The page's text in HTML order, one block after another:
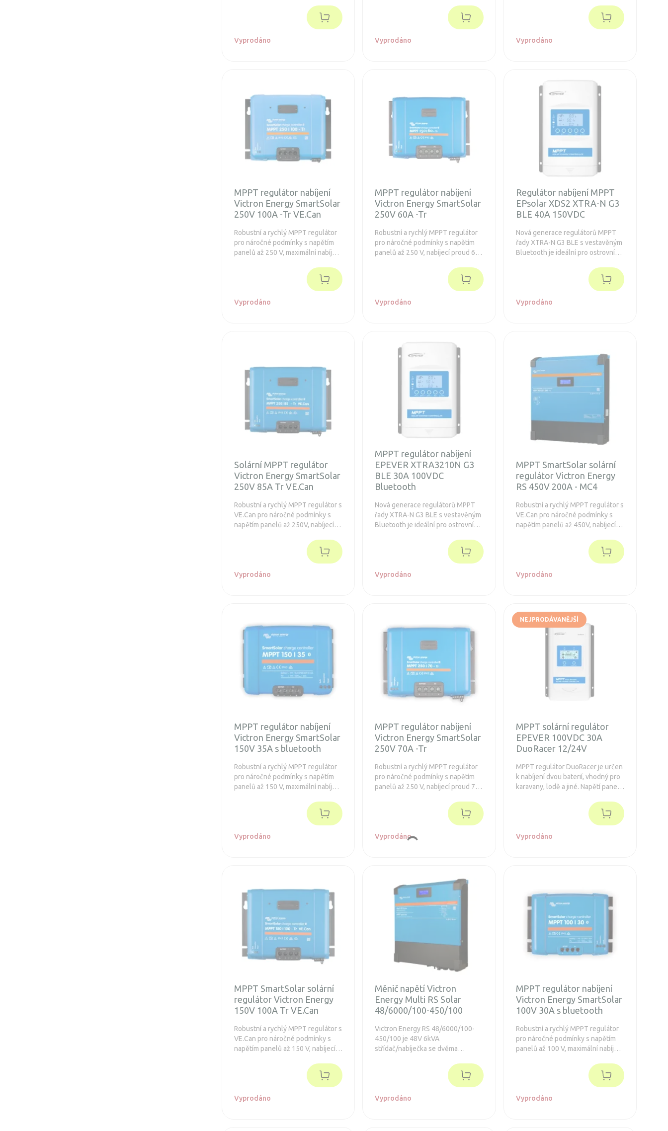
a maximálním nabíjecím výkonem
40 A. Baterie 12/24V, FV max.
Vyprodáno
let. Navíc je integrovaný Bluetooth.
Vyprodáno Vyprodáno
MPPT regulátor nabíjení
Victron Energy SmartSolar
250V 100A -Tr VE.Can
Robustní a rychlý MPPT regulátor
pro náročné podmínky s napětím
panelů až 250 V, maximální nabíjecí
Vyprodáno
MPPT regulátor nabíjení
Victron Energy SmartSolar
250V 60A -Tr
Robustní a rychlý MPPT regulátor
pro náročné podmínky s napětím
panelů až 250 V, nabíjecí proud 60
860/1720 / 3440Wp. Integrovaný
Bluetooth a konektor pro zásuvný
Vyprodáno
Regulátor nabíjení MPPT
EPsolar XDS2 XTRA-N G3
BLE 40A 150VDC
Nová generace regulátorů MPPT
řady XTRA-N G3 BLE s vestavěným
Bluetooth je ideální pro ostrovní
a maximálním nabíjecím výkonem
40 A. Baterie 12/24/48V, FV max.
Vyprodáno
Solární MPPT regulátor
Victron Energy SmartSolar
250V 85A Tr VE.Can
Robustní a rychlý MPPT regulátor s
VE.Can pro náročné podmínky s
napětím panelů až 250V, nabíjecí
Vyprodáno
MPPT regulátor nabíjení
EPEVER XTRA3210N G3
BLE 30A 100VDC
Bluetooth
Nová generace regulátorů MPPT
řady XTRA-N G3 BLE s vestavěným
Bluetooth je ideální pro ostrovní
a maximálním nabíjecím výkonem
30 A. Baterie 12/24V, FV max.
Vyprodáno
MPPT SmartSolar solární
regulátor Victron Energy
RS 450V 200A - MC4
Robustní a rychlý MPPT regulátor s
VE.Can pro náročné podmínky s
napětím panelů až 450V, nabíjecí
Prodloužená záruka 5 let.
Integrovaný Bluetooth a displej. S
konektory MC4.
Vyprodáno
MPPT regulátor nabíjení
Victron Energy SmartSolar
150V 35A s bluetooth
Robustní a rychlý MPPT regulátor
pro náročné podmínky s napětím
panelů až 150 V, maximální nabíjecí
let. Navíc je integrovaný Bluetooth.
Vyprodáno
MPPT regulátor nabíjení
Victron Energy SmartSolar
250V 70A -Tr
Robustní a rychlý MPPT regulátor
pro náročné podmínky s napětím
panelů až 250 V, nabíjecí proud 70
1000/2000 / 4000Wp. Prodloužená
záruka 5 let. Integrovaný
Bluetooth a konektor pro zásuvný
displej
Vyprodáno
NEJPRODÁVANĚJŠÍ
MPPT solární regulátor
EPEVER 100VDC 30A
DuoRacer 12/24V
MPPT regulátor DuoRacer je určen
k nabíjení dvou baterií, vhodný pro
karavany, lodě a jiné. Napětí panelů
30A. Baterie 12 / 24V, FV max 390 /
Vyprodáno
MPPT SmartSolar solární
regulátor Victron Energy
150V 100A Tr VE.Can
Robustní a rychlý MPPT regulátor s
VE.Can pro náročné podmínky s
napětím panelů až 150 V, nabíjecí
FV max 1450/2900 / 5800Wp.
Prodloužená záruka 5 let.
Integrovaný Bluetooth a konektor
pro zásuvný displej.
Vyprodáno
Měnič napětí Victron
Energy Multi RS Solar
48/6000/100-450/100
Victron Energy RS 48/6000/100-
450/100 je 48V 6kVA
střídač/nabíječka se dvěma
sledovacími vstupy pro celkový
Vyprodáno
MPPT regulátor nabíjení
Victron Energy SmartSolar
100V 30A s bluetooth
Robustní a rychlý MPPT regulátor
pro náročné podmínky s napětím
panelů až 100 V, maximální nabíjecí
let. Navíc je integrovaný Bluetooth
Vyprodáno